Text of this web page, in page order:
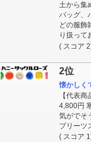
土から集
バッグ、
どの服飾
り扱って
( スコア
2位
懐かしく
【代表
4,800円
気がでそ
プリーツ
( スコア